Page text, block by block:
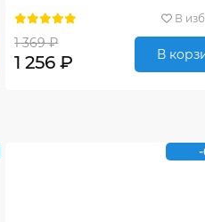
В
1 369 ₽
1 256 ₽ В